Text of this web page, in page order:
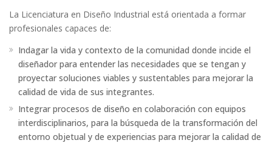
La Licenciatura en Diseño Industrial está orientada a formar
profesionales capaces de:
Indagar la vida y contexto de la comunidad donde incide el
diseñador para entender las necesidades que se tengan y
proyectar soluciones viables y sustentables para mejorar la
calidad de vida de sus integrantes.
Integrar procesos de diseño en colaboración con equipos
interdisciplinarios, para la búsqueda de la transformación del
entorno objetual y de experiencias para mejorar la calidad de